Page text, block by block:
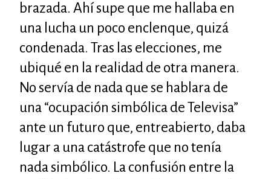
brazada. Ahí supe que me hallaba en
una lucha un poco enclenque, quizá
condenada. Tras las elecciones, me
ubiqué en la realidad de otra manera.
No servía de nada que se hablara de
una “ocupación simbólica de Televisa”
ante un futuro que, entreabierto, daba
lugar a una catástrofe que no tenía
nada simbólico. La confusión entre la